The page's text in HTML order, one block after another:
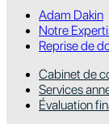
Adam Dakin
Notre
Reprise de
Cabinet de
Services
Évaluation